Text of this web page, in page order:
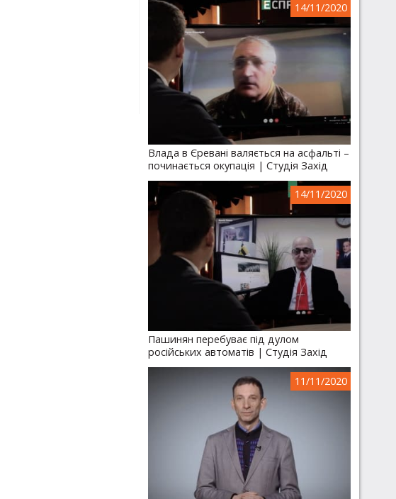
14/11/2020
Влада в Єревані валяється на асфальті –
починається окупація | Студія Захід
14/11/2020
Пашинян перебуває під дулом
російських автоматів | Студія Захід
11/11/2020